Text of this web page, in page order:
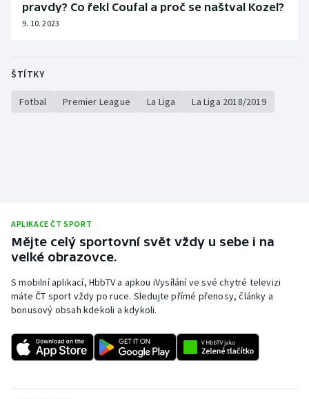
Rychlostní kanoistika
Vodní slalom
Volejbal
Ostatní
pravdy? Co řekl Coufal a proč se naštval Kozel?
9. 10. 2023
ŠTÍTKY
Fotbal Premier League La Liga La Liga 2018/2019
APLIKACE ČT SPORT
Mějte celý sportovní svět vždy u sebe i na
velké obrazovce.
S mobilní aplikací, HbbTV a apkou iVysílání ve své chytré televizi
máte ČT sport vždy po ruce. Sledujte přímé přenosy, články a
bonusový obsah kdekoli a kdykoli.